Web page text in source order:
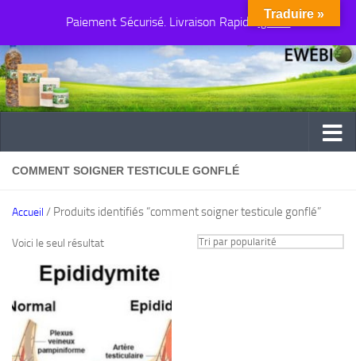
Paiement Sécurisé. Livraison Rapide Ignorer
Au dessous du contenu
COMMENT SOIGNER TESTICULE GONFLÉ
Accueil / Produits identifiés “comment soigner testicule gonflé”
Voici le seul résultat
Traduire »